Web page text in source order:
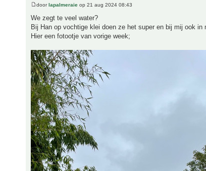
doorlapalmeraie op 21 aug 2024 08:43
We zegt te veel water?
Bij Han op vochtige klei doen ze het super en bij mij ook in
Hier een fotootje van vorige week;